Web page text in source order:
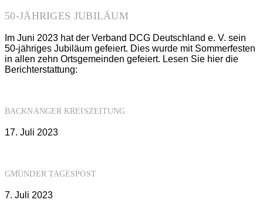
50-JÄHRIGES JUBILÄUM
Im Juni 2023 hat der Verband DCG Deutschland e. V. sein
50-jähriges Jubiläum gefeiert. Dies wurde mit Sommerfesten
in allen zehn Ortsgemeinden gefeiert. Lesen Sie hier die
Berichterstattung:
BACKNANGER KREISZEITUNG
17. Juli 2023
GMÜNDER TAGESPOST
7. Juli 2023